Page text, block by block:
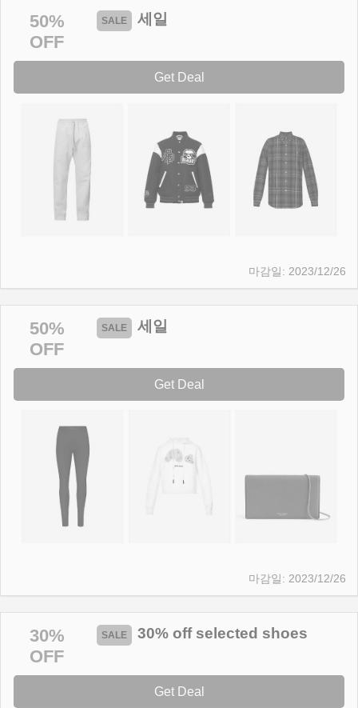
50%
OFF
세일
Get Deal
2023/12/26
50%
OFF
세일
Get Deal
2023/12/26
30%
OFF
30% off selected shoes
Get Deal